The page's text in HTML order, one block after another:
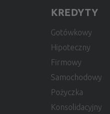
KREDYTY
Gotówkowy
Hipoteczny
Firmowy
Samochodowy
Pożyczka
Konsolidacyjny